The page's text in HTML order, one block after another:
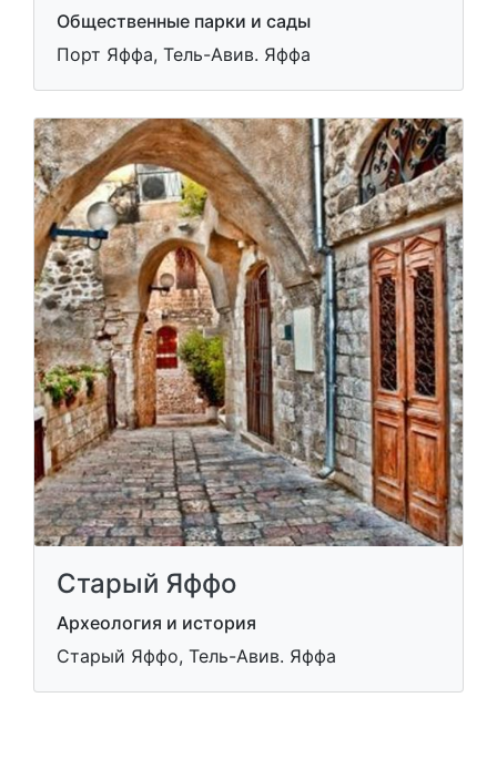
Общественные парки и сады
Порт Яффа, Тель-Авив. Яффа
Старый Яффо
Археология и история
Старый Яффо, Тель-Авив. Яффа